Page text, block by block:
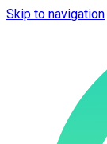
Skip to navigation